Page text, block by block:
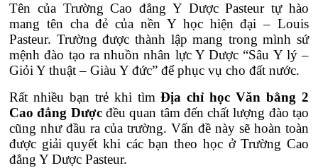
Tên của Trường Cao đẳng Y Dược Pasteur tự hào
mang tên cha đẻ của nền Y học hiện đại – Louis
Pasteur. Trường được thành lập mang trong mình sứ
mệnh đào tạo ra nhuồn nhân lực Y Dược “Sâu Y lý –
Giỏi Y thuật – Giàu Y đức” để phục vụ cho đất nước.
Rất nhiều bạn trẻ khi tìmĐịa chỉ học Văn bằng 2
Cao đẳng Dượcđều quan tâm đến chất lượng đào tạo
cũng như đầu ra của trường. Vấn đề này sẽ hoàn toàn
được giải quyết khi các bạn theo học ở Trường Cao
đẳng Y Dược Pasteur.